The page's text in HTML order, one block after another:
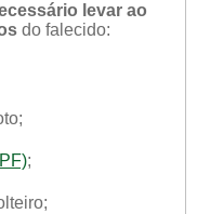
levar ao
do falecido:
;